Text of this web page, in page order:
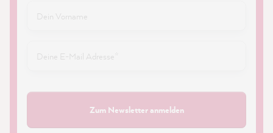
Zum Newsletter anmelden